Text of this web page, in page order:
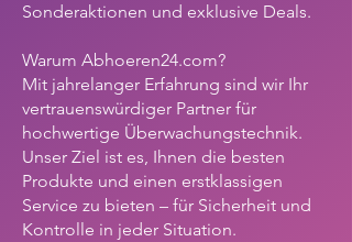
Sonderaktionen und exklusive Deals.
Warum Abhoeren24.com?
Mit jahrelanger Erfahrung sind wir Ihr
vertrauenswürdiger Partner für
hochwertige Überwachungstechnik.
Unser Ziel ist es, Ihnen die besten
Produkte und einen erstklassigen
Service zu bieten – für Sicherheit und
Kontrolle in jeder Situation.